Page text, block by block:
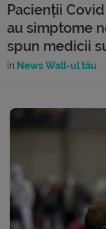
Pacienții
au simptome
spun medicii
în News Wall-ul tău